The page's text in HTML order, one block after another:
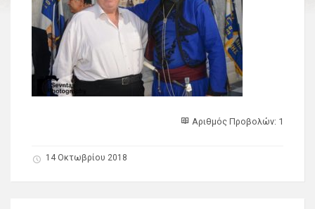
Αριθμός Προβολών: 1
14 Οκτωβρίου 2018